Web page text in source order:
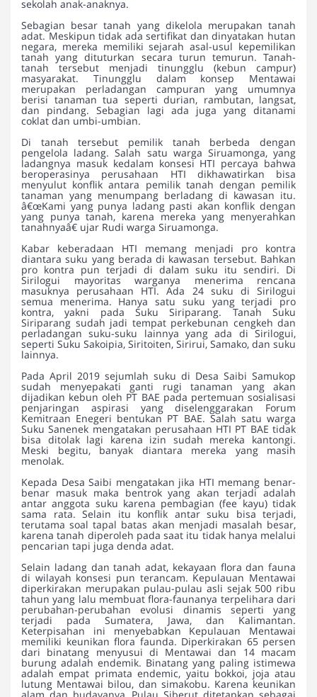
sekolah anak-anaknya.
Sebagian besar tanah yang dikelola merupakan tanah
adat. Meskipun tidak ada sertifikat dan dinyatakan hutan
negara, mereka memiliki sejarah asal-usul kepemilikan
tanah yang dituturkan secara turun temurun. Tanah-
tanah tersebut menjadi tinungglu (kebun campur)
masyarakat. Tinungglu dalam konsep Mentawai
merupakan perladangan campuran yang umumnya
berisi tanaman tua seperti durian, rambutan, langsat,
dan pindang. Sebagian lagi ada juga yang ditanami
coklat dan umbi-umbian.
Di tanah tersebut pemilik tanah berbeda dengan
pengelola ladang. Salah satu warga Siruamonga, yang
ladangnya masuk kedalam konsesi HTI percaya bahwa
beroperasinya perusahaan HTI dikhawatirkan bisa
menyulut konflik antara pemilik tanah dengan pemilik
tanaman yang menumpang berladang di kawasan itu.
â€œKami yang punya ladang pasti akan konflik dengan
yang punya tanah, karena mereka yang menyerahkan
tanahnyaâ€ ujar Rudi warga Siruamonga.
Kabar keberadaan HTI memang menjadi pro kontra
diantara suku yang berada di kawasan tersebut. Bahkan
pro kontra pun terjadi di dalam suku itu sendiri. Di
Sirilogui mayoritas warganya menerima rencana
masuknya perusahaan HTI. Ada 24 suku di Sirilogui
semua menerima. Hanya satu suku yang terjadi pro
kontra, yakni pada Suku Siriparang. Tanah Suku
Siriparang sudah jadi tempat perkebunan cengkeh dan
perladangan suku-suku lainnya yang ada di Sirilogui,
seperti Suku Sakoipia, Siritoiten, Sirirui, Samako, dan suku
lainnya.
Pada April 2019 sejumlah suku di Desa Saibi Samukop
sudah menyepakati ganti rugi tanaman yang akan
dijadikan kebun oleh PT BAE pada pertemuan sosialisasi
penjaringan aspirasi yang diselenggarakan Forum
Kemitraan Enegeri bentukan PT BAE. Salah satu warga
Suku Sanenek mengatakan perusahaan HTI PT BAE tidak
bisa ditolak lagi karena izin sudah mereka kantongi.
Meski begitu, banyak diantara mereka yang masih
menolak.
Kepada Desa Saibi mengatakan jika HTI memang benar-
benar masuk maka bentrok yang akan terjadi adalah
antar anggota suku karena pembagian (fee kayu) tidak
sama rata. Selain itu konflik antar suku bisa terjadi,
terutama soal tapal batas akan menjadi masalah besar,
karena tanah diperoleh pada saat itu tidak hanya melalui
pencarian tapi juga denda adat.
Selain ladang dan tanah adat, kekayaan flora dan fauna
di wilayah konsesi pun terancam. Kepulauan Mentawai
diperkirakan merupakan pulau-pulau asli sejak 500 ribu
tahun yang lalu membuat flora-faunanya terpelihara dari
perubahan-perubahan evolusi dinamis seperti yang
terjadi pada Sumatera, Jawa, dan Kalimantan.
Keterpisahan ini menyebabkan Kepulauan Mentawai
memiliki keunikan flora faunda. Diperkirakan 65 persen
dari binatang menyusui di Mentawai dan 14 macam
burung adalah endemik. Binatang yang paling istimewa
adalah empat primata endemic, yaitu bokkoi, joja atau
lutung Mentawai bilou, dan simakobu. Karena keunikan